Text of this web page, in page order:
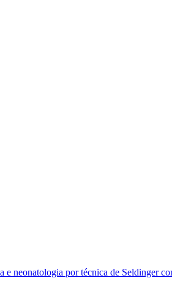
e neonatologia por técnica de Seldinger